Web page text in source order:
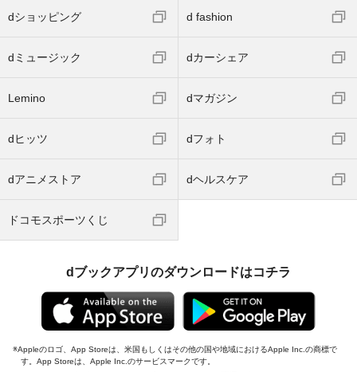
dショッピング d fashion
dミュージック dカーシェア
Lemino dマガジン
dヒッツ dフォト
dアニメストア dヘルスケア
ドコモスポーツくじ
dブックアプリのダウンロードはコチラ
Appleのロゴ、App Storeは、米国もしくはその他の国や地域におけるApple Inc.の商標で
す。App Storeは、Apple Inc.のサービスマークです。